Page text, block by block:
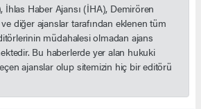
İhlas Haber Ajansı (İHA), Demirören
diğer ajanslar tarafından eklenen tüm
müdahalesi olmadan ajans
Bu haberlerde yer alan hukuki
ajanslar olup sitemizin hiç bir editörü